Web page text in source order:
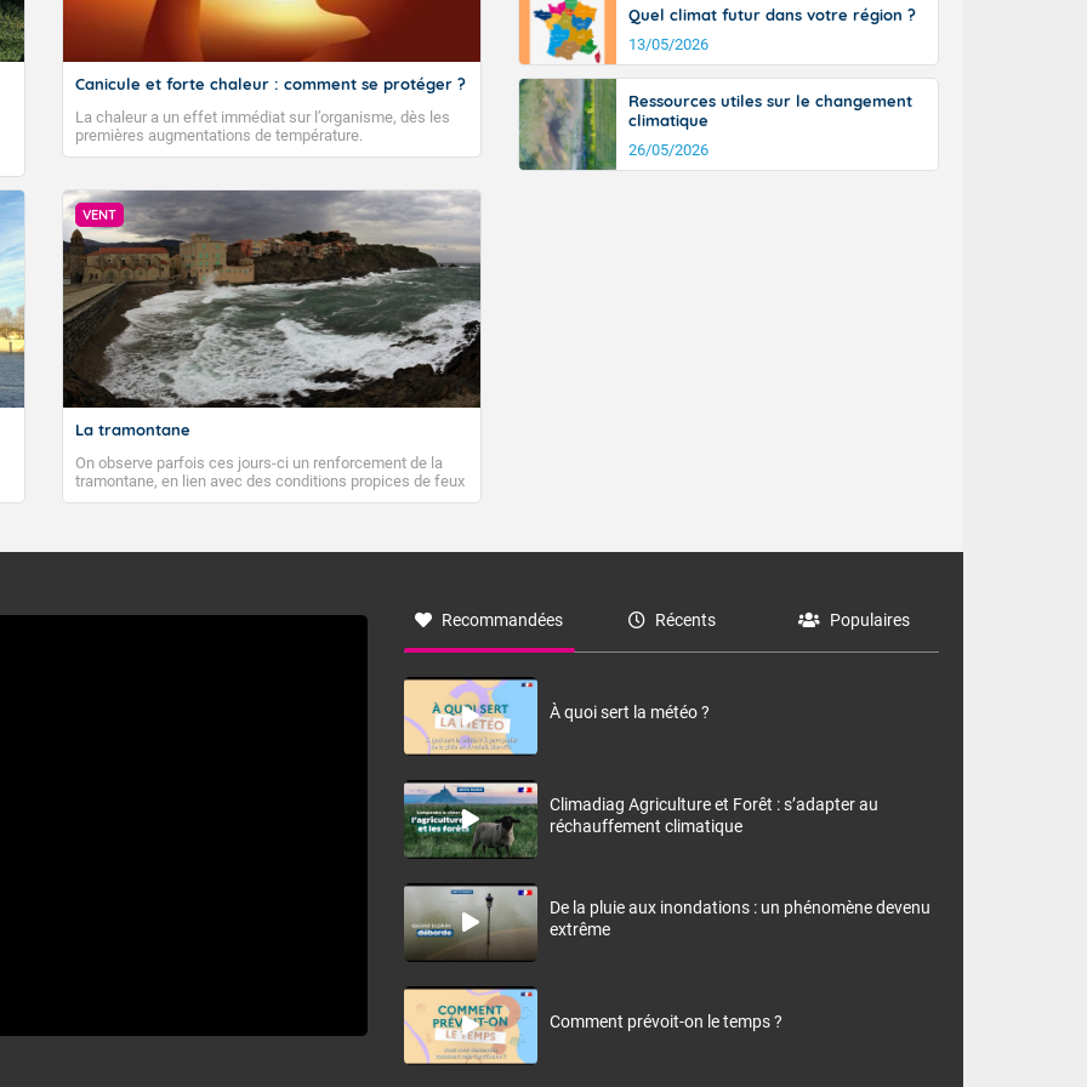
Canicule et forte chaleur : comment se protéger ?
La chaleur a un effet immédiat sur l’organisme, dès les
premières augmentations de température.
VENT
La tramontane
On observe parfois ces jours-ci un renforcement de la
tramontane, en lien avec des conditions propices de feux
de forêt. Mais qu'est-ce que la tramontane ? Quelles sont
à nord-ouest, dans un secteur qui part du Roussillon à la
monts, en allusion aux régions montagneuses d’où
Quel climat futur dans votre région ?
13/05/2026
Ressources utiles sur le changement
climatique
26/05/2026
Recommandées Récents Populaires
À quoi sert la météo ?
Climadiag Agriculture et Forêt : s’adapter au
réchauffement climatique
De la pluie aux inondations : un phénomène devenu
extrême
Comment prévoit-on le temps ?